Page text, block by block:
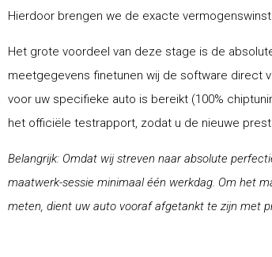
Hierdoor brengen we de exacte
Het grote voordeel van deze stage is de
meetgegevens finetunen wij de software direct
voor uw specifieke auto is bereikt (100%
het officiële testrapport, zodat u de nieuwe
Belangrijk: Omdat wij streven naar absolute
maatwerk-sessie minimaal één werkdag. Om het
meten, dient uw auto vooraf afgetankt te zijn met